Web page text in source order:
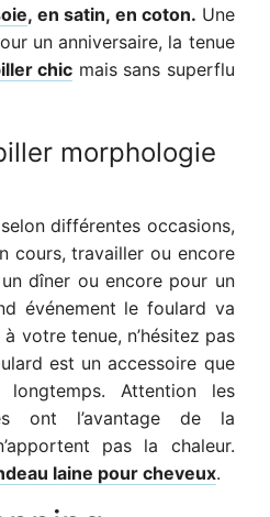
, en satin, en coton. Une
un anniversaire, la tenue
chic mais sans superflu
morphologie
différentes occasions,
cours, travailler ou encore
dîner ou encore pour un
événement le foulard va
votre tenue, n’hésitez pas
est un accessoire que
Attention les
ont l’avantage de la
pas la chaleur.
laine pour cheveux.